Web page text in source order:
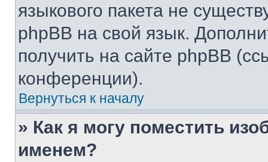
языкового пакета не
phpBB на свой язык.
получить на сайте phpBB
конференции).
Вернуться к началу
» Как я могу поместить
именем?